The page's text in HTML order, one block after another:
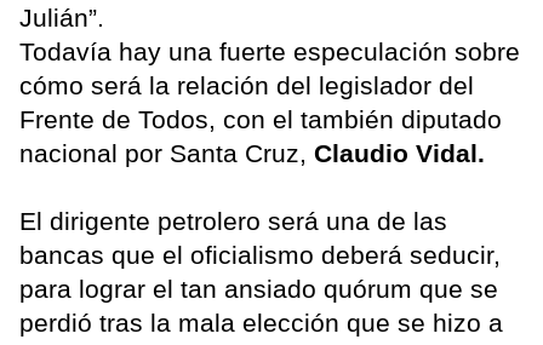
Julián”.
Todavía hay una fuerte especulación sobre
cómo será la relación del legislador del
Frente de Todos, con el también diputado
nacional por Santa Cruz, Claudio Vidal.
El dirigente petrolero será una de las
bancas que el oficialismo deberá seducir,
para lograr el tan ansiado quórum que se
perdió tras la mala elección que se hizo a